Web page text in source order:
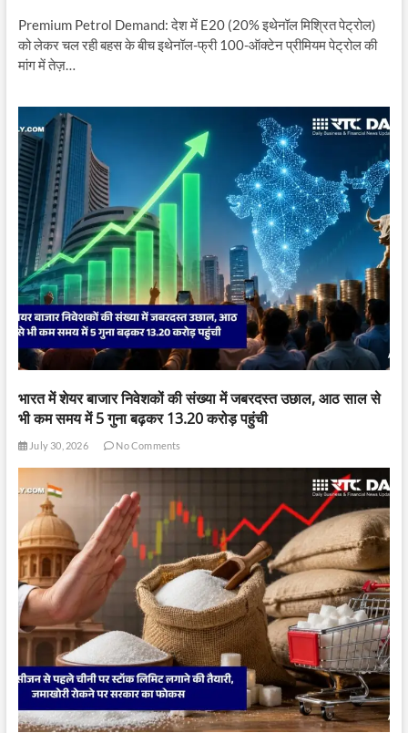
Premium Petrol Demand: देश में E20 (20% इथेनॉल मिश्रित पेट्रोल)
को लेकर चल रही बहस के बीच इथेनॉल-फ्री 100-ऑक्टेन प्रीमियम पेट्रोल की
मांग में तेज़…
भारत में शेयर बाजार निवेशकों की संख्या में जबरदस्त उछाल, आठ साल से
भी कम समय में 5 गुना बढ़कर 13.20 करोड़ पहुंची
July 30, 2026 No Comments